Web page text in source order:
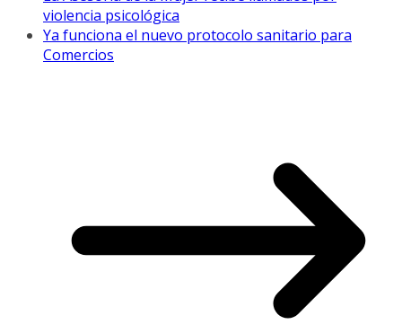
violencia psicológica
Ya funciona el nuevo protocolo sanitario para
Comercios